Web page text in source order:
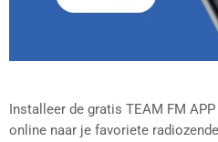
Installeer de gratis TEAM FM
online naar je favoriete